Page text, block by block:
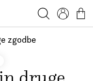
zgodbe